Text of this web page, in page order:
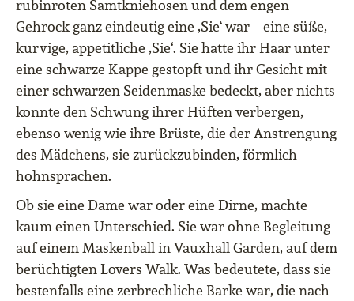
rubinroten Samtkniehosen und dem engen
Gehrock ganz eindeutig eine ,Sie‘ war – eine süße,
kurvige, appetitliche ,Sie‘. Sie hatte ihr Haar unter
eine schwarze Kappe gestopft und ihr Gesicht mit
einer schwarzen Seidenmaske bedeckt, aber nichts
konnte den Schwung ihrer Hüften verbergen,
ebenso wenig wie ihre Brüste, die der Anstrengung
des Mädchens, sie zurückzubinden, förmlich
hohnsprachen.
Ob sie eine Dame war oder eine Dirne, machte
kaum einen Unterschied. Sie war ohne Begleitung
auf einem Maskenball in Vauxhall Garden, auf dem
berüchtigten Lovers Walk. Was bedeutete, dass sie
bestenfalls eine zerbrechliche Barke war, die nach